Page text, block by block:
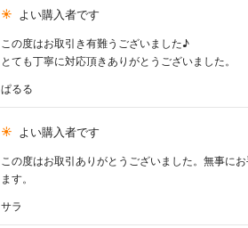
よい購入者です
この度はお取引き有難うございました♪
とても丁寧に対応頂きありがとうございました。
ぱるる
よい購入者です
この度はお取引ありがとうございました。無事に
ます。
サラ